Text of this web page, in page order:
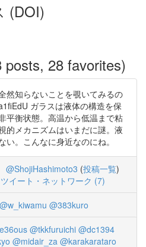
(DOI)
posts, 28 favorites)
然知らないことを覗いてみるの
ガラスは液体の構造を保
平衡状態。高温から低温まで粘
的メカニズムはいまだに謎。液
。こんなに身近なのにね。
@ShojiHashimoto3 (投稿一覧)
ツイート・ネットワーク (7)
@w_kiwamu @383kuro
@tkkfuruichi @dc1394
@midair_za @karakarataro